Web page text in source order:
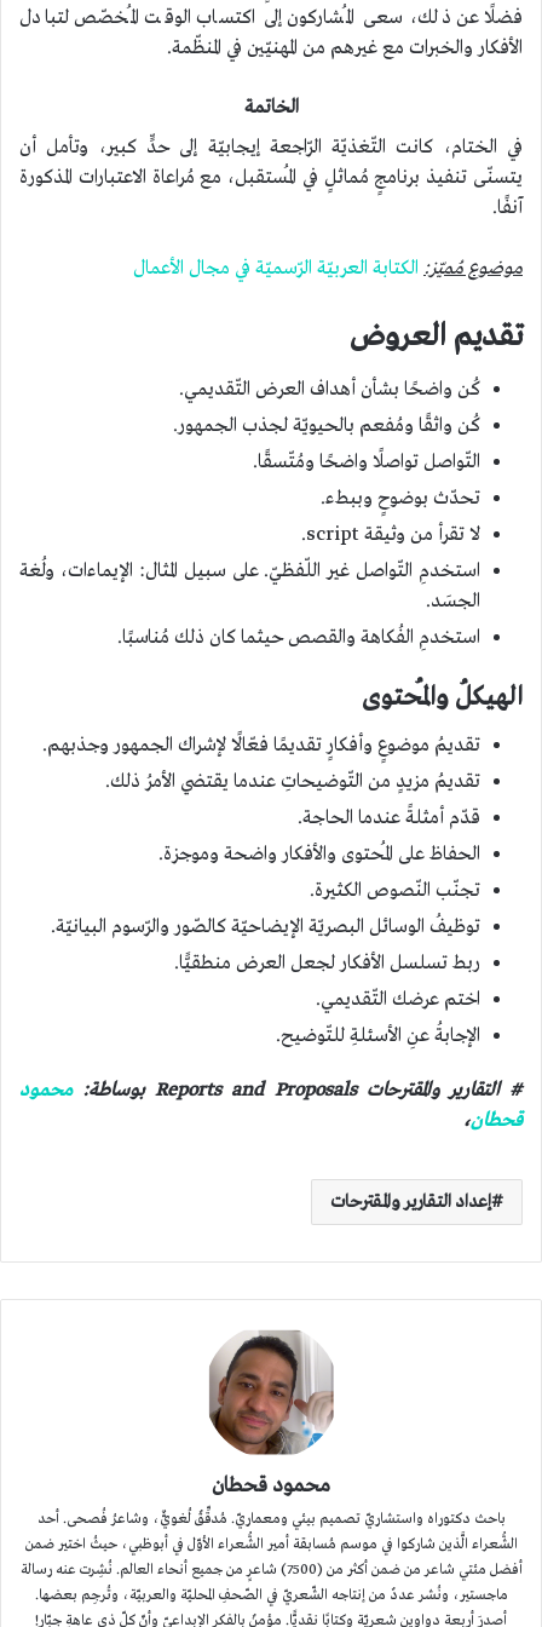
فضلًا عن ذلك، سعى المُشاركون إلى اكتساب الوقت المُخصّص لتبادل
الأفكار والخبرات مع غيرهم من المهنيّين في المنظّمة.
الخاتمة
في الختام، كانت التّغذيّة الرّاجعة إيجابيّة إلى حدٍّ كبير، وتأمل أن
يتسنّى تنفيذ برنامجٍ مُماثلٍ في المُستقبل، مع مُراعاة الاعتبارات المذكورة
آنفًا.
موضوع مُميّز: الكتابة العربيّة الرّسميّة في مجال الأعمال
تقديم العروض
كُن واضحًا بشأن أهداف العرض التّقديمي.
كُن واثقًا ومُفعم بالحيويّة لجذب الجمهور.
التّواصل تواصلًا واضحًا ومُتّسقًا.
تحدّث بوضوحٍ وببطء.
لا تقرأ من وثيقة script.
استخدمِ التّواصل غير اللّفظيّ. على سبيل المثال: الإيماءات، ولُغة
الجسَد.
استخدمِ الفُكاهة والقصص حيثما كان ذلك مُناسبًا.
الهيكلُ والمُحتوى
تقديمُ موضوعٍ وأفكارٍ تقديمًا فعّالًا لإشراك الجمهور وجذبهم.
تقديمُ مزيدٍ من التّوضيحاتِ عندما يقتضي الأمرُ ذلك.
قدّم أمثلةً عندما الحاجة.
الحفاظ على المُحتوى والأفكار واضحة وموجزة.
تجنّب النّصوص الكثيرة.
توظيفُ الوسائل البصريّة الإيضاحيّة كالصّور والرّسوم البيانيّة.
ربط تسلسل الأفكار لجعل العرض منطقيًّا.
اختم عرضك التّقديمي.
الإجابةُ عنِ الأسئلةِ للتّوضيح.
# التقارير والمقترحات Reports and Proposals بوساطة:
محمود
قحطان،
إعداد التقارير والمقترحات
محمود قحطان
باحث دكتوراه واستشاريّ تصميم بيئي ومعماريّ. مُدقِّقٌ لُغويٌّ، وشاعرُ فُصحى. أحد
الشُّعراء الَّذين شاركوا في موسم مُسابقة أمير الشُّعراء الأوّل في أبوظبي، حيثُ اختير ضمن
أفضل مئتي شاعر من ضمن أكثر من (7500) شاعرٍ من جميع أنحاء العالم. نُشِرت عنه رسالة
ماجستير، ونُشر عددٌ من إنتاجه الشّعريّ في الصّحفِ المحليّة والعربيّة، وتُرجِم بعضها.
أصدرَ أربعة دواوين شعريّة وكتابًا نقديًّا. مؤمنٌ بالفكرِ الإبداعيّ وأنّ كلّ ذي عاهةٍ جبّار!